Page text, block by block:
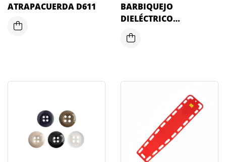
ATRAPACUERDA D611
BARBIQUEJO
DIELÉCTRICO
REGULABLE